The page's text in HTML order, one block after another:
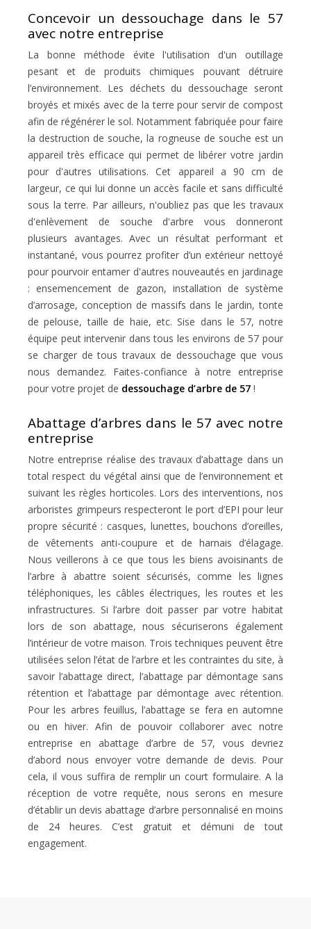
Concevoir un dessouchage dans le 57
avec notre entreprise
La bonne méthode évite l'utilisation d'un outillage
pesant et de produits chimiques pouvant détruire
l’environnement. Les déchets du dessouchage seront
broyés et mixés avec de la terre pour servir de compost
afin de régénérer le sol. Notamment fabriquée pour faire
la destruction de souche, la rogneuse de souche est un
appareil très efficace qui permet de libérer votre jardin
pour d'autres utilisations. Cet appareil a 90 cm de
largeur, ce qui lui donne un accès facile et sans difficulté
sous la terre. Par ailleurs, n'oubliez pas que les travaux
d'enlèvement de souche d'arbre vous donneront
plusieurs avantages. Avec un résultat performant et
instantané, vous pourrez profiter d’un extérieur nettoyé
pour pourvoir entamer d'autres nouveautés en jardinage
: ensemencement de gazon, installation de système
d’arrosage, conception de massifs dans le jardin, tonte
de pelouse, taille de haie, etc. Sise dans le 57, notre
équipe peut intervenir dans tous les environs de 57 pour
se charger de tous travaux de dessouchage que vous
nous demandez. Faites-confiance à notre entreprise
pour votre projet de dessouchage d’arbre de 57 !
Abattage d’arbres dans le 57 avec notre
entreprise
Notre entreprise réalise des travaux d’abattage dans un
total respect du végétal ainsi que de l’environnement et
suivant les règles horticoles. Lors des interventions, nos
arboristes grimpeurs respecteront le port d’EPI pour leur
propre sécurité : casques, lunettes, bouchons d’oreilles,
de vêtements anti-coupure et de harnais d’élagage.
Nous veillerons à ce que tous les biens avoisinants de
l’arbre à abattre soient sécurisés, comme les lignes
téléphoniques, les câbles électriques, les routes et les
infrastructures. Si l’arbre doit passer par votre habitat
lors de son abattage, nous sécuriserons également
l’intérieur de votre maison. Trois techniques peuvent être
utilisées selon l’état de l’arbre et les contraintes du site, à
savoir l’abattage direct, l’abattage par démontage sans
rétention et l’abattage par démontage avec rétention.
Pour les arbres feuillus, l’abattage se fera en automne
ou en hiver. Afin de pouvoir collaborer avec notre
entreprise en abattage d’arbre de 57, vous devriez
d’abord nous envoyer votre demande de devis. Pour
cela, il vous suffira de remplir un court formulaire. A la
réception de votre requête, nous serons en mesure
d’établir un devis abattage d’arbre personnalisé en moins
de 24 heures. C’est gratuit et démuni de tout
engagement.